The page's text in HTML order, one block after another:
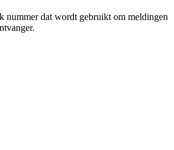
nummer dat wordt gebruikt om meldingen